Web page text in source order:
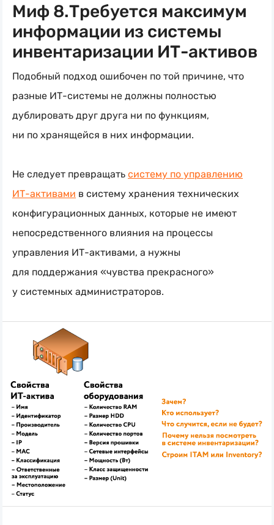
Миф 8.Требуется максимум
информации из системы
инвентаризации ИТ-активов
Подобный подход ошибочен по той причине, что
разные ИТ-системы не должны полностью
дублировать друг друга ни по функциям,
ни по хранящейся в них информации.
Не следует превращать систему по управлению
ИТ-активами в систему хранения технических
конфигурационных данных, которые не имеют
непосредственного влияния на процессы
управления ИТ-активами, а нужны
для поддержания «чувства прекрасного»
у системных администраторов.